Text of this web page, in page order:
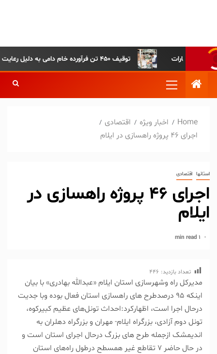
توقیف ۴۵۰ تن فرآورده خام دامی به دلیل رعایت نکردن ضوابط بهداشتی
Home اخبار ویژه
اقتصادی
اجرای 46 پروژه راهسازی در ایلام
استانها اقتصادی
اجرای ۴۶ پروژه راهسازی در
ایلام
1 min read
تعداد بازدید: 446
مدیرکل راه وشهرسازی استان ایلام «عبدالله بهادری» با بیان
اینکه ۹۵ درصدطرح های راهسازی استان فعال بوده وبا جدیت
درحال اجرا است، اظهارکرد:احداث تونل‌های عظیم کبیرکوه،
تونل دوم آزادی، بزرگراه ایلام- مهران و بزرگراه دهلران به
اندیمشک ازجمله طرح های بزرگ درحال اجرای استان است و
در حال حاضر ۷ تقاطع غیر همسطح درطول راه‌های استان